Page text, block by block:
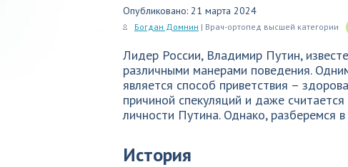
Опубликовано: 21 марта 2024
Богдан Домнин | Врач-ортопед высшей категории
Лидер России, Владимир Путин,
различными манерами поведения.
является способ приветствия –
причиной спекуляций и даже
личности Путина. Однако, разберемся
История